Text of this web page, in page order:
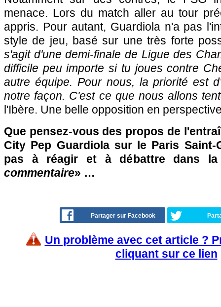
menace. Lors du match aller au tour
appris. Pour autant, Guardiola n'a pas
style de jeu, basé sur une très forte
s'agit d'une demi-finale de Ligue des
difficile peu importe si tu joues contre
autre équipe. Pour nous, la priorité est
notre façon. C'est ce que nous allons
l'Ibère. Une belle opposition en
Que pensez-vous des propos de
City Pep Guardiola sur le Paris Saint-
pas à réagir et à débattre dans
commentaire» …
Partager sur Facebook
Un problème avec cet article ?
cliquant sur ce lien